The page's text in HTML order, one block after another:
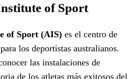
of Sport
of Sport (AIS) es el centro de
los deportistas australianos.
las instalaciones de
de los atletas más exitosos del